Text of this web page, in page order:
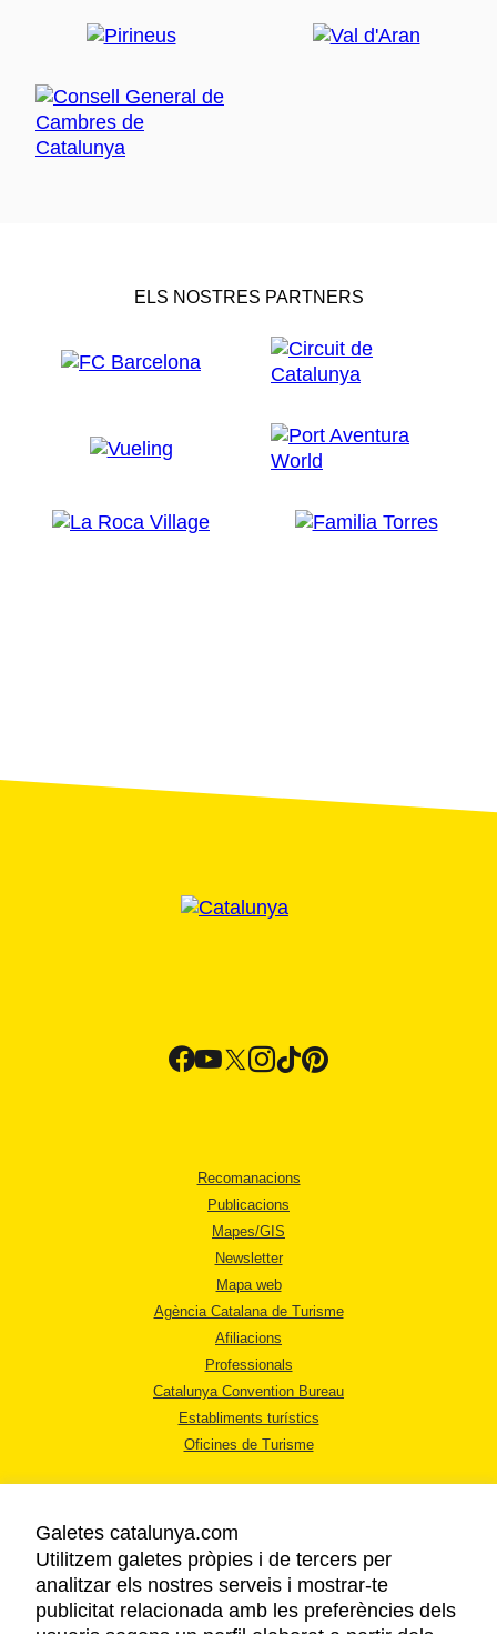
ELS NOSTRES PARTNERS
Recomanacions
Publicacions
Mapes/GIS
Newsletter
Mapa web
Agència Catalana de Turisme
Afiliacions
Professionals
Catalunya Convention Bureau
Establiments turístics
Oficines de Turisme
AVÍS LEGAL
POLÍTICA DE PRIVACITAT
Galetes catalunya.com
Utilitzem galetes pròpies i de tercers per
analitzar els nostres serveis i mostrar-te
publicitat relacionada amb les preferències dels